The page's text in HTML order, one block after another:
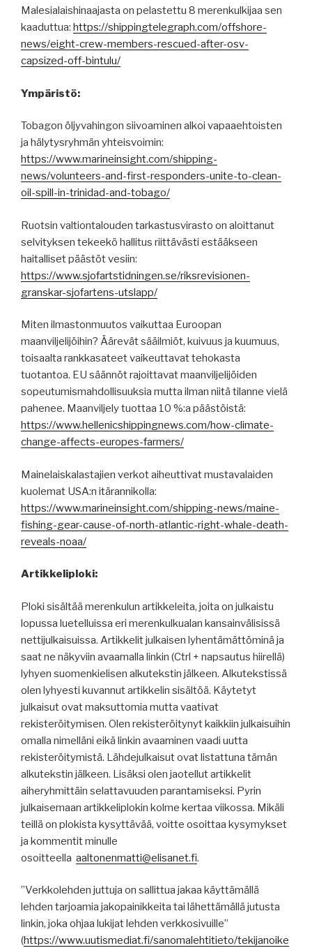
Malesialaishinaajasta on pelastettu 8 merenkulkijaa sen
kaaduttua: https://shippingtelegraph.com/offshore-
news/eight-crew-members-rescued-after-osv-
capsized-off-bintulu/
Ympäristö:
Tobagon öljyvahingon siivoaminen alkoi vapaaehtoisten
ja hälytysryhmän yhteisvoimin:
https://www.marineinsight.com/shipping-
news/volunteers-and-first-responders-unite-to-clean-
oil-spill-in-trinidad-and-tobago/
Ruotsin valtiontalouden tarkastusvirasto on aloittanut
selvityksen tekeekö hallitus riittävästi estääkseen
haitalliset päästöt vesiin:
https://www.sjofartstidningen.se/riksrevisionen-
granskar-sjofartens-utslapp/
Miten ilmastonmuutos vaikuttaa Euroopan
maanviljelijöihin? Äärevät sääilmiöt, kuivuus ja kuumuus,
toisaalta rankkasateet vaikeuttavat tehokasta
tuotantoa. EU säännöt rajoittavat maanviljelijöiden
sopeutumismahdollisuuksia mutta ilman niitä tilanne vielä
pahenee. Maanviljely tuottaa 10 %:a päästöistä:
https://www.hellenicshippingnews.com/how-climate-
change-affects-europes-farmers/
Mainelaiskalastajien verkot aiheuttivat mustavalaiden
kuolemat USA:n itärannikolla:
https://www.marineinsight.com/shipping-news/maine-
fishing-gear-cause-of-north-atlantic-right-whale-death-
reveals-noaa/
Artikkeliploki:
Ploki sisältää merenkulun artikkeleita, joita on julkaistu
lopussa luetelluissa eri merenkulkualan kansainvälisissä
nettijulkaisuissa. Artikkelit julkaisen lyhentämättöminä ja
saat ne näkyviin avaamalla linkin (Ctrl + napsautus hiirellä)
lyhyen suomenkielisen alkutekstin jälkeen. Alkutekstissä
olen lyhyesti kuvannut artikkelin sisältöä. Käytetyt
julkaisut ovat maksuttomia mutta vaativat
rekisteröitymisen. Olen rekisteröitynyt kaikkiin julkaisuihin
omalla nimelläni eikä linkin avaaminen vaadi uutta
rekisteröitymistä. Lähdejulkaisut ovat listattuna tämän
alkutekstin jälkeen. Lisäksi olen jaotellut artikkelit
aiheryhmittäin selattavuuden parantamiseksi. Pyrin
julkaisemaan artikkeliplokin kolme kertaa viikossa. Mikäli
teillä on plokista kysyttävää, voitte osoittaa kysymykset
ja kommentit minulle
osoitteella aaltonenmatti@elisanet.fi.
”Verkkolehden juttuja on sallittua jakaa käyttämällä
lehden tarjoamia jakopainikkeita tai lähettämällä jutusta
linkin, joka ohjaa lukijat lehden verkkosivuille”
(https://www.uutismediat.fi/sanomalehtitieto/tekijanoike